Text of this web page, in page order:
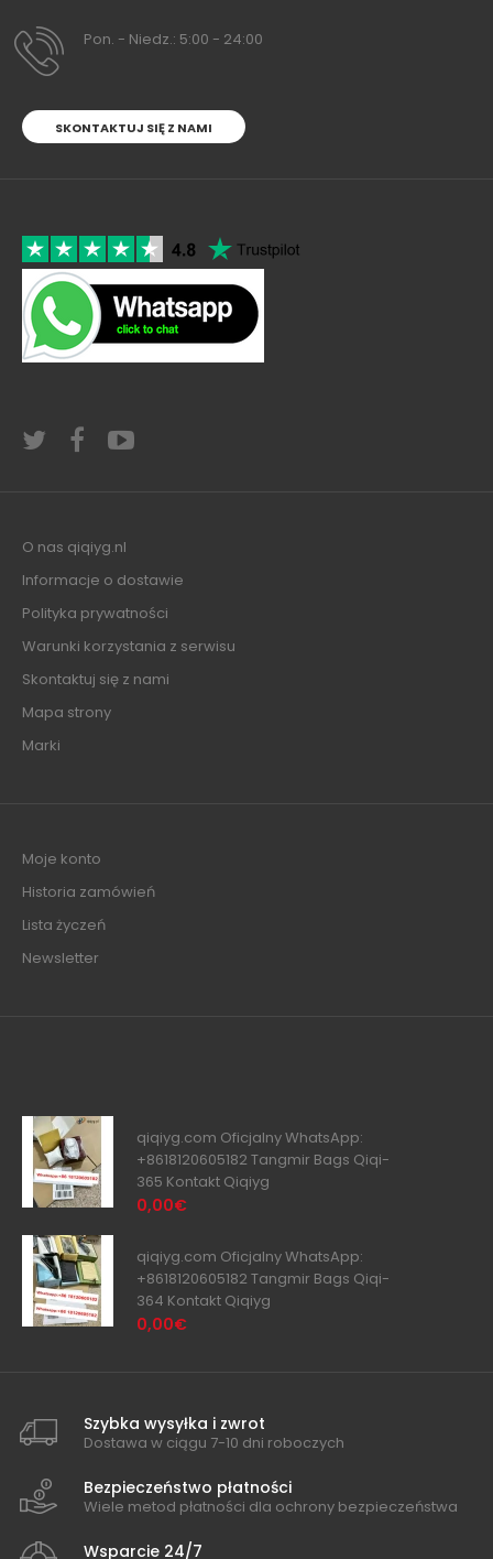
Pon. - Niedz.: 5:00 - 24:00
SKONTAKTUJ SIĘ Z NAMI
O nas qiqiyg.nl
Informacje o dostawie
Polityka prywatności
Warunki korzystania z serwisu
Skontaktuj się z nami
Mapa strony
Marki
Moje konto
Historia zamówień
Lista życzeń
Newsletter
qiqiyg.com Oficjalny WhatsApp:
+8618120605182 Tangmir Bags Qiqi-
365 Kontakt Qiqiyg
0,00€
qiqiyg.com Oficjalny WhatsApp:
+8618120605182 Tangmir Bags Qiqi-
364 Kontakt Qiqiyg
0,00€
Szybka wysyłka i zwrot
Dostawa w ciągu 7-10 dni roboczych
Bezpieczeństwo płatności
Wiele metod płatności dla ochrony bezpieczeństwa
Wsparcie 24/7